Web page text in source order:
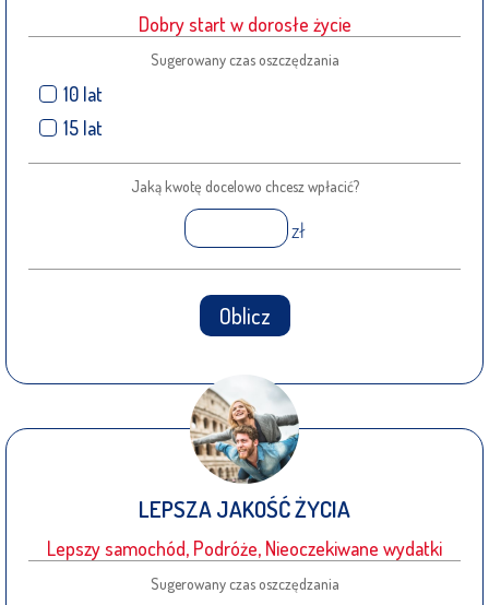
Dobry start w dorosłe życie
Sugerowany czas oszczędzania
10 lat
15 lat
Jaką kwotę docelowo chcesz wpłacić?
zł
Oblicz
LEPSZA JAKOŚĆ ŻYCIA
Lepszy samochód, Podróże, Nieoczekiwane wydatki
Sugerowany czas oszczędzania